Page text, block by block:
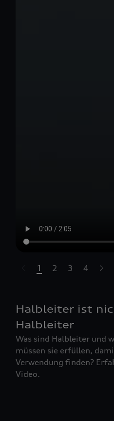
highlights.skipLinkText__
1 2 3 4
Halbleiter ist
Halbleiter
Was sind Halbleiter und
müssen sie erfüllen,
Verwendung finden?
Video.